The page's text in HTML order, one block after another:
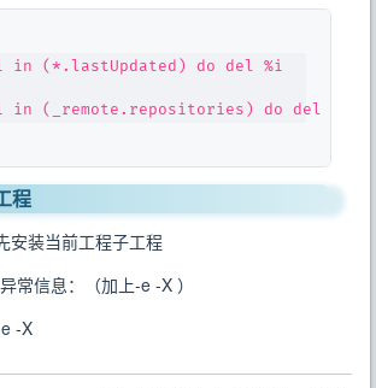
(*.lastUpdated) do del %i
程
安装当前工程子工程
常信息：（加上-e -X ）
-X